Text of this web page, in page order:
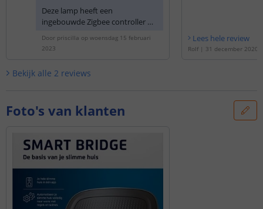
Deze lamp heeft een
ingebouwde Zigbee controller en
Philips Hue Bridge of de Internet
Door priscilla op woensdag 15 februari
2023
Lees hele review
Rolf| 31 december 2020
Bekijk alle 2 reviews
Foto's van klanten